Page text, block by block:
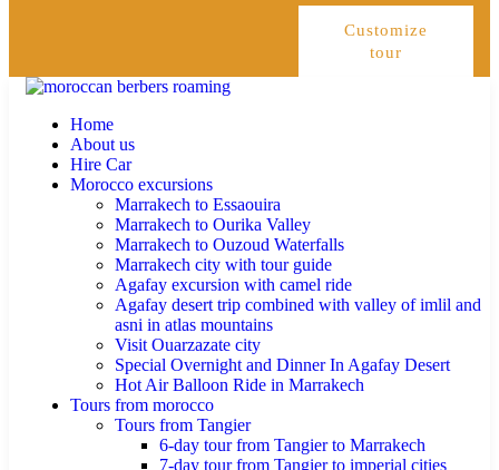
Customize
tour
Home
About us
Hire Car
Morocco excursions
Marrakech to Essaouira
Marrakech to Ourika Valley
Marrakech to Ouzoud Waterfalls
Marrakech city with tour guide
Agafay excursion with camel ride
Agafay desert trip combined with valley of imlil and
asni in atlas mountains
Visit Ouarzazate city
Special Overnight and Dinner In Agafay Desert
Hot Air Balloon Ride in Marrakech
Tours from morocco
Tours from Tangier
6-day tour from Tangier to Marrakech
7-day tour from Tangier to imperial cities